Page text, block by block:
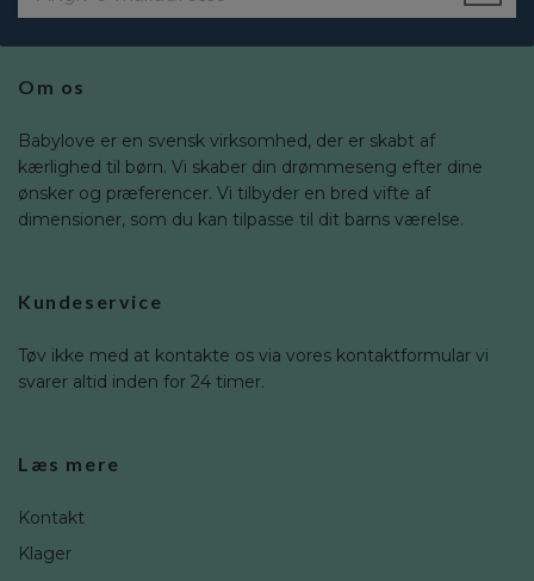
Om os
Babylove er en svensk virksomhed, der er skabt af
kærlighed til børn. Vi skaber din drømmeseng efter dine
ønsker og præferencer. Vi tilbyder en bred vifte af
dimensioner, som du kan tilpasse til dit barns værelse.
Kundeservice
Tøv ikke med at kontakte os via vores kontaktformular vi
svarer altid inden for 24 timer.
Læs mere
Kontakt
Klager